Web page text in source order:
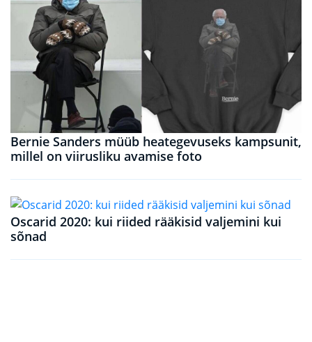
Bernie Sanders müüb heategevuseks kampsunit,
millel on viirusliku avamise foto
Oscarid 2020: kui riided rääkisid valjemini kui
sõnad